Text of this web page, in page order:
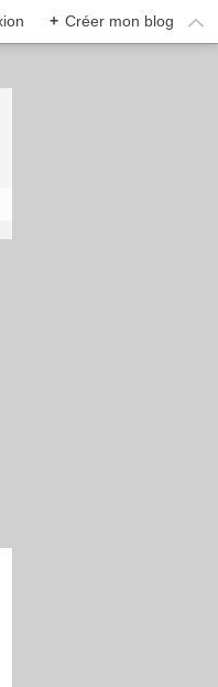
+ Créer mon blog